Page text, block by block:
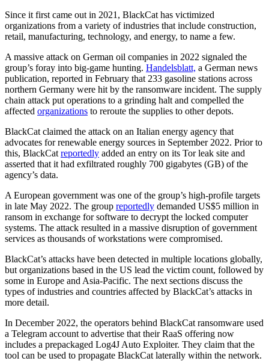
Since it first came out in 2021, BlackCat has victimized
organizations from a variety of industries that include construction,
retail, manufacturing, technology, and energy, to name a few.
A massive attack on German oil companies in 2022 signaled the
group’s foray into big-game hunting. Handelsblatt, a German news
publication, reported in February that 233 gasoline stations across
northern Germany were hit by the ransomware incident. The supply
chain attack put operations to a grinding halt and compelled the
affected organizations to reroute the supplies to other depots.
BlackCat claimed the attack on an Italian energy agency that
advocates for renewable energy sources in September 2022. Prior to
this, BlackCat reportedly added an entry on its Tor leak site and
asserted that it had exfiltrated roughly 700 gigabytes (GB) of the
agency’s data.
A European government was one of the group’s high-profile targets
in late May 2022. The group reportedly demanded US$5 million in
ransom in exchange for software to decrypt the locked computer
systems. The attack resulted in a massive disruption of government
services as thousands of workstations were compromised.
BlackCat’s attacks have been detected in multiple locations globally,
but organizations based in the US lead the victim count, followed by
some in Europe and Asia-Pacific. The next sections discuss the
types of industries and countries affected by BlackCat’s attacks in
more detail.
In December 2022, the operators behind BlackCat ransomware used
a Telegram account to advertise that their RaaS offering now
includes a prepackaged Log4J Auto Exploiter. They claim that the
tool can be used to propagate BlackCat laterally within the network.